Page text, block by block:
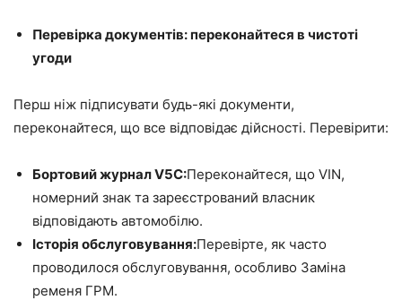
Перевірка документів: переконайтеся в чистоті
угоди
Перш ніж підписувати будь-які документи,
переконайтеся, що все відповідає дійсності. Перевірити:
Бортовий журнал V5C:Переконайтеся, що VIN,
номерний знак та зареєстрований власник
відповідають автомобілю.
Історія обслуговування:Перевірте, як часто
проводилося обслуговування, особливо Заміна
ременя ГРМ.